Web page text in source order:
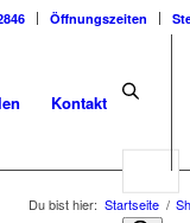
Öffnungszeiten
Kontakt
Du bist hier: Startseite /